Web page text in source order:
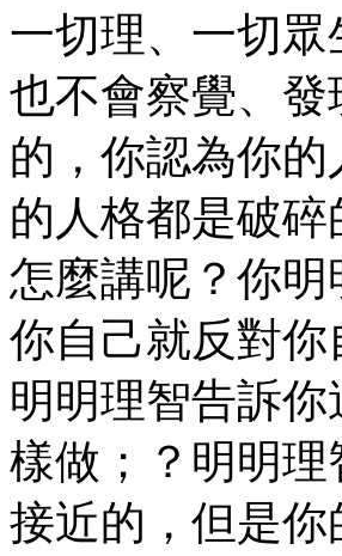
一切理、一切
也不會察覺、
的，你認為你
的人格都是破
怎麼講呢？你
你自己就反對
明明理智告訴
樣做；？明明
接近的，但是